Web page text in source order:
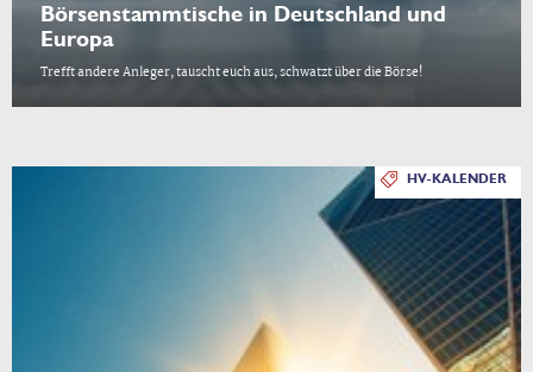
Börsenstammtische in Deutschland und
Europa
Trefft andere Anleger, tauscht euch aus, schwatzt über die Börse!
HV-KALENDER